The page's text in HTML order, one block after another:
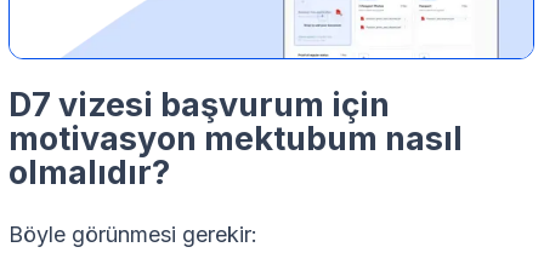
D7 vizesi başvurum için
motivasyon mektubum nasıl
olmalıdır?
Böyle görünmesi gerekir: